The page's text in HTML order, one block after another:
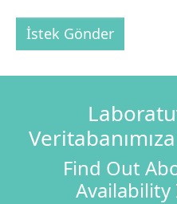
İstek Gönder
Find Out